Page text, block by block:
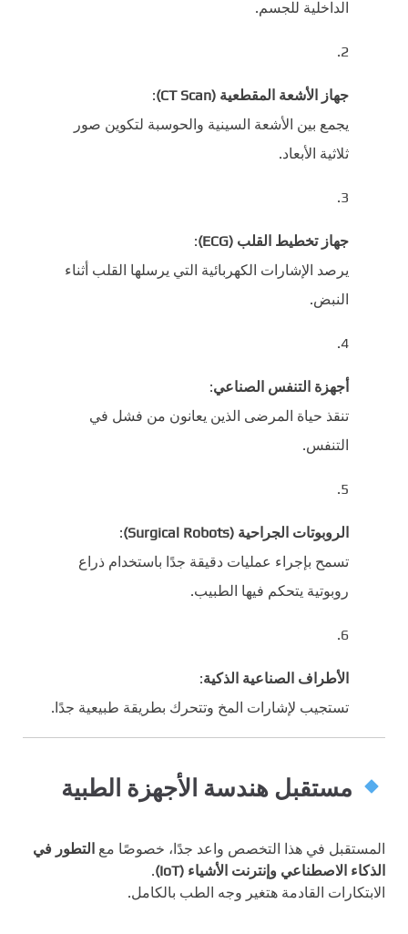
الداخلية للجسم.
جهاز الأشعة المقطعية (CT Scan)
:
يجمع بين الأشعة السينية والحوسبة لتكوين صور
ثلاثية الأبعاد.
جهاز تخطيط القلب (ECG)
:
يرصد الإشارات الكهربائية التي يرسلها القلب أثناء
النبض.
أجهزة التنفس الصناعي:
تنقذ حياة المرضى الذين يعانون من فشل في
التنفس.
الروبوتات الجراحية (Surgical Robots)
:
تسمح بإجراء عمليات دقيقة جدًا باستخدام ذراع
روبوتية يتحكم فيها الطبيب.
الأطراف الصناعية الذكية:
تستجيب لإشارات المخ وتتحرك بطريقة طبيعية جدًا.
مستقبل هندسة الأجهزة الطبية
المستقبل في هذا التخصص واعد جدًا، خصوصًا مع التطور في
الذكاء الاصطناعي وإنترنت الأشياء (IoT)
.
الابتكارات القادمة هتغير وجه الطب بالكامل.